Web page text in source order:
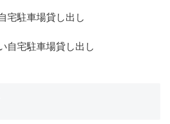
宅駐車場貸し出し
自宅駐車場貸し出し